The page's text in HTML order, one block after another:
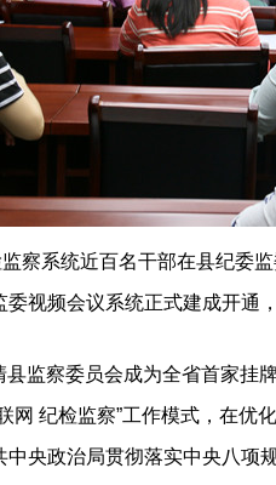
系统近百名干部在县纪委监
视频会议系统正式建成开通
察委员会成为全省首家挂
网 纪检监察”工作模式，在优
央政治局贯彻落实中央八项